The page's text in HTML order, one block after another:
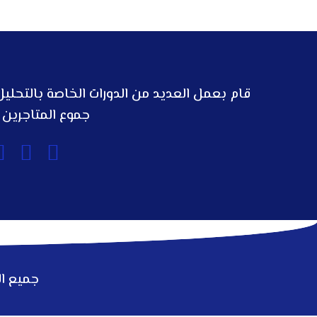
قام بعمل العديد من الدورات الخاصة
جموع
جميع